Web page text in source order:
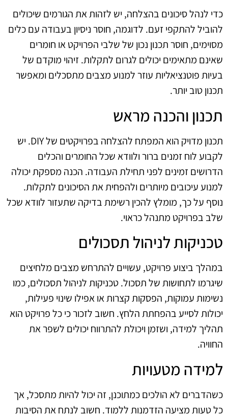
כדי לנהל סיכונים בהצלחה, יש לזהות את הגורמים שיכולים
להוביל להתקפי זעם. לדוגמה, חוסר ניסיון בעבודה עם כלים
מסוימים, חוסר תכנון נכון של שלבי הפרויקט או חומרים
שאינם מתאימים יכולים לגרום לתקלות. זיהוי מוקדם של
בעיות פוטנציאליות עוזר למנוע מצבים מתסכלים ומאפשר
תכנון טוב יותר.
תכנון והכנה מראש
תכנון מדויק הוא המפתח להצלחה בפרויקטים של DIY. יש
לקבוע לוח זמנים ברור ולוודא שכל החומרים והכלים
הדרושים זמינים לפני תחילת העבודה. הכנה מספקת יכולה
למנוע עיכובים מיותרים ולהפחית את הסיכונים לתקלות.
נוסף על כך, מומלץ להכין רשימת בדיקה שתעזור לוודא שכל
שלב בפרויקט מתנהל כראוי.
טכניקות לניהול תסכולים
במהלך ביצוע פרויקט, עשויים להתרחש מצבים מלחיצים
שיגרמו לתחושות של תסכול. טכניקות לניהול תסכולים, כמו
נשימות עמוקות, הפסקות קצרות או אפילו שינוי פעילות,
יכולות לסייע בהפחתת הלחץ. חשוב לזכור כי כל פרויקט הוא
תהליך למידה, ושזמן ויכולת להתרווח יכולים לשפר את
החוויה.
למידה מטעויות
כשהדברים לא הולכים כמתוכנן, זה יכול להיות מתסכל, אך
כל טעות מציעה הזדמנות ללמוד. חשוב לנתח את הסיבות